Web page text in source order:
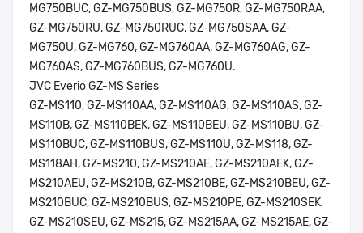
MG750BUC, GZ-MG750BUS, GZ-MG750R, GZ-MG750RAA,
GZ-MG750RU, GZ-MG750RUC, GZ-MG750SAA, GZ-
MG750U, GZ-MG760, GZ-MG760AA, GZ-MG760AG, GZ-
MG760AS, GZ-MG760BUS, GZ-MG760U.
JVC Everio GZ-MS Series
GZ-MS110, GZ-MS110AA, GZ-MS110AG, GZ-MS110AS, GZ-
MS110B, GZ-MS110BEK, GZ-MS110BEU, GZ-MS110BU, GZ-
MS110BUC, GZ-MS110BUS, GZ-MS110U, GZ-MS118, GZ-
MS118AH, GZ-MS210, GZ-MS210AE, GZ-MS210AEK, GZ-
MS210AEU, GZ-MS210B, GZ-MS210BE, GZ-MS210BEU, GZ-
MS210BUC, GZ-MS210BUS, GZ-MS210PE, GZ-MS210SEK,
GZ-MS210SEU, GZ-MS215, GZ-MS215AA, GZ-MS215AE, GZ-